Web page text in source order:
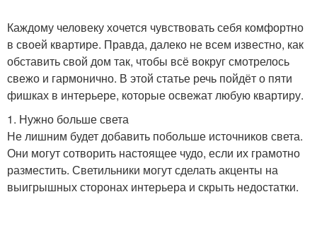
Каждому человеку хочется чувствовать себя комфортно
в своей квартире. Правда, далеко не всем известно, как
обставить свой дом так, чтобы всё вокруг смотрелось
свежо и гармонично. В этой статье речь пойдёт о пяти
фишках в интерьере, которые освежат любую квартиру.
1. Нужно больше света
Не лишним будет добавить побольше источников света.
Они могут сотворить настоящее чудо, если их грамотно
разместить. Светильники могут сделать акценты на
выигрышных сторонах интерьера и скрыть недостатки.